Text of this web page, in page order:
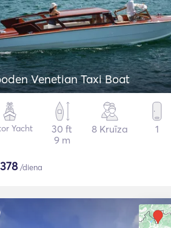
Venetian Taxi Boat
Yacht
30 ft
9 m
8 Kruīza 1
/diena